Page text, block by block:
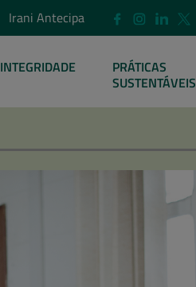
Irani Antecipa
INTEGRIDADE
PRÁTICAS
SUSTENTÁVEIS